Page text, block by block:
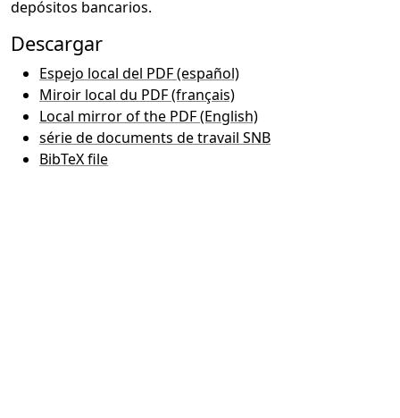
depósitos bancarios.
Descargar
Espejo local del PDF (español)
Miroir local du PDF (français)
Local mirror of the PDF (English)
série de documents de travail SNB
BibTeX file